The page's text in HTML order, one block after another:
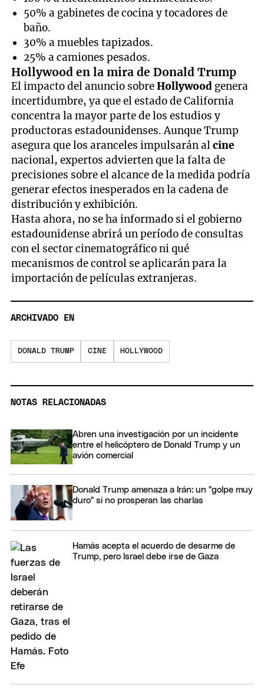
50% a gabinetes de cocina y tocadores de
baño.
30% a muebles tapizados.
25% a camiones pesados.
Hollywood en la mira de Donald Trump
El impacto del anuncio sobreHollywood genera
incertidumbre, ya que el estado de California
concentra la mayor parte de los estudios y
productoras estadounidenses. Aunque Trump
asegura que los aranceles impulsarán alcine
nacional, expertos advierten que la falta de
precisiones sobre el alcance de la medida podría
generar efectos inesperados en la cadena de
distribución y exhibición.
Hasta ahora, no se ha informado si el gobierno
estadounidense abrirá un período de consultas
con el sector cinematográfico ni qué
mecanismos de control se aplicarán para la
importación de películas extranjeras.
ARCHIVADO EN
DONALD TRUMP CINE HOLLYWOOD
NOTAS RELACIONADAS
Abren una investigación por un incidente
entre el helicóptero de Donald Trump y un
avión comercial
Donald Trump amenaza a Irán: un "golpe muy
duro" si no prosperan las charlas
Hamás acepta el acuerdo de desarme de
Trump, pero Israel debe irse de Gaza